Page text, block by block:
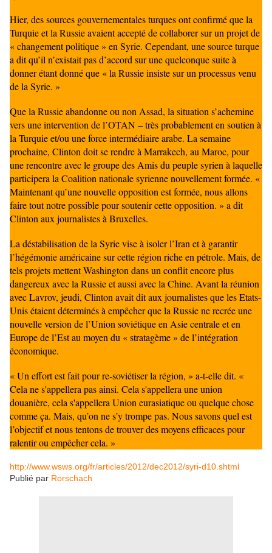
Hier, des sources gouvernementales turques ont confirmé que la
Turquie et la Russie avaient accepté de collaborer sur un projet de
« changement politique » en Syrie. Cependant, une source turque
a dit qu’il n’existait pas d’accord sur une quelconque suite à
donner étant donné que « la Russie insiste sur un processus venu
de la Syrie. »
Que la Russie abandonne ou non Assad, la situation s’achemine
vers une intervention de l’OTAN – très probablement en soutien à
la Turquie et/ou une force intermédiaire arabe. La semaine
prochaine, Clinton doit se rendre à Marrakech, au Maroc, pour
une rencontre avec le groupe des Amis du peuple syrien à laquelle
participera la Coalition nationale syrienne nouvellement formée. «
Maintenant qu’une nouvelle opposition est formée, nous allons
faire tout notre possible pour soutenir cette opposition. » a dit
Clinton aux journalistes à Bruxelles.
La déstabilisation de la Syrie vise à isoler l’Iran et à garantir
l’hégémonie américaine sur cette région riche en pétrole. Mais, de
tels projets mettent Washington dans un conflit encore plus
dangereux avec la Russie et aussi avec la Chine. Avant la réunion
avec Lavrov, jeudi, Clinton avait dit aux journalistes que les Etats-
Unis étaient déterminés à empêcher que la Russie ne recrée une
nouvelle version de l’Union soviétique en Asie centrale et en
Europe de l’Est au moyen du « stratagème » de l’intégration
économique.
« Un effort est fait pour re-soviétiser la région, » a-t-elle dit. «
Cela ne s'appellera pas ainsi. Cela s'appellera une union
douanière, cela s'appellera Union eurasiatique ou quelque chose
comme ça. Mais, qu’on ne s’y trompe pas. Nous savons quel est
l’objectif et nous tentons de trouver des moyens efficaces pour
ralentir ou empêcher cela. »
http://www.wsws.org/fr/articles/2012/dec2012/syri-d10.shtml
Publié par Rorschach